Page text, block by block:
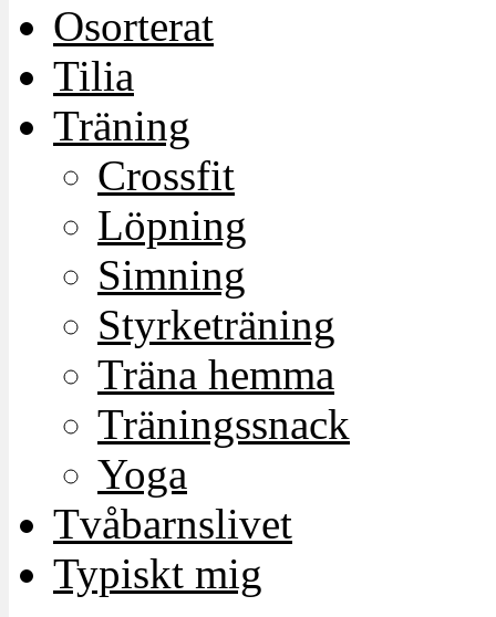
Osorterat
Tilia
Träning
Crossfit
Löpning
Simning
Styrketräning
Träna hemma
Träningssnack
Yoga
Tvåbarnslivet
Typiskt mig